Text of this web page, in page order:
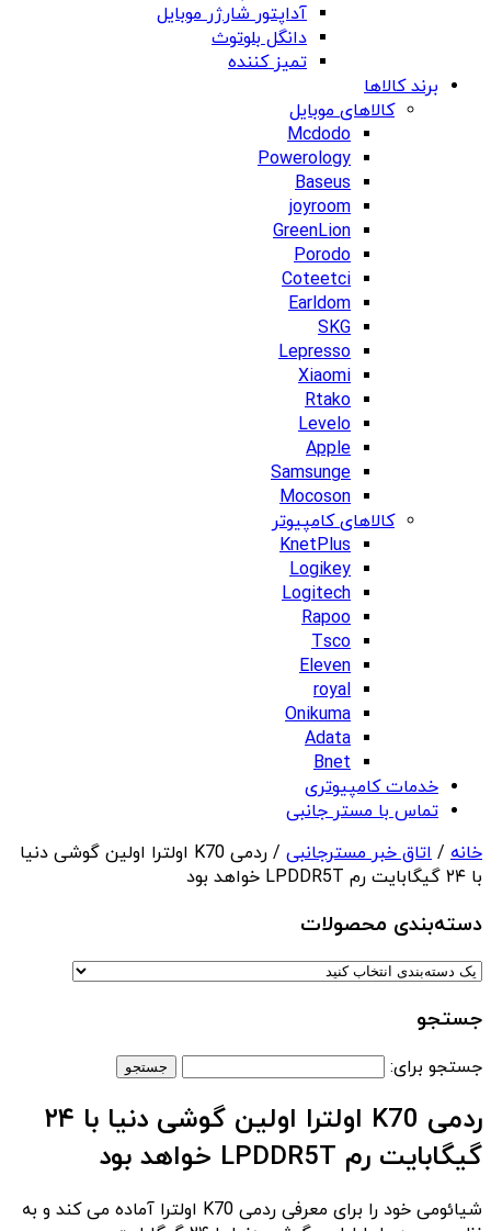
آداپتور شارژر موبایل
دانگل بلوتوث
تمیز کننده
برند کالاها
کالاهای موبایل
Mcdodo
Powerology
Baseus
joyroom
GreenLion
Porodo
Coteetci
Earldom
SKG
Lepresso
Xiaomi
Rtako
Levelo
Apple
Samsunge
Mocoson
کالاهای کامپیوتر
KnetPlus
Logikey
Logitech
Rapoo
Tsco
Eleven
royal
Onikuma
Adata
Bnet
خدمات کامپیوتری
تماس با مستر جانبی
خانه / اتاق خبر مسترجانبی
/ ردمی K70 اولترا اولین گوشی دنیا
با ۲۴ گیگابایت رم LPDDR5T خواهد بود
دسته‌بندی‌ محصولات
جستجو
جستجو برای:
ردمی K70 اولترا اولین گوشی دنیا با ۲۴
گیگابایت رم LPDDR5T خواهد بود
شیائومی خود را برای معرفی ردمی K70 اولترا آماده می کند و به